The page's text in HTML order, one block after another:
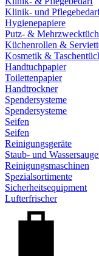
Klinik- und
Hygienepapiere
Putz- &
Küchenrollen &
Kosmetik &
Handtuchpapier
Toilettenpapier
Handtrockner
Spendersysteme
Spendersysteme
Seifen
Seifen
Reinigungsgeräte
Staub- und
Reinigungsmaschinen
Spezialsortimente
Sicherheitsequipment
Lufterfrischer